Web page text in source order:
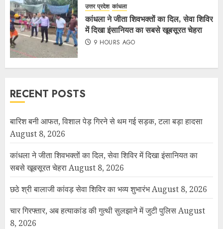
उत्तर प्रदेश कांधला
कांधला ने जीता शिवभक्तों का दिल, सेवा शिविर
में दिखा इंसानियत का सबसे खूबसूरत चेहरा
9 HOURS AGO
RECENT POSTS
बारिश बनी आफत, विशाल पेड़ गिरने से थम गई सड़क, टला बड़ा हादसा
August 8, 2026
कांधला ने जीता शिवभक्तों का दिल, सेवा शिविर में दिखा इंसानियत का
सबसे खूबसूरत चेहराAugust 8, 2026
छठे श्री बालाजी कांवड़ सेवा शिविर का भव्य शुभारंभAugust 8, 2026
चार गिरफ्तार, अब हत्याकांड की गुत्थी सुलझाने में जुटी पुलिसAugust
8, 2026